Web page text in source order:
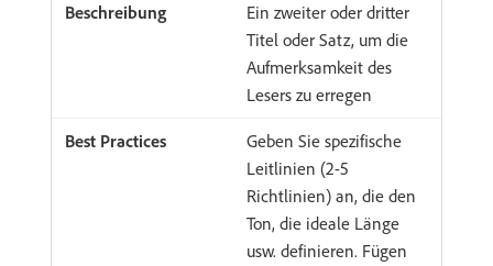
Ein zweiter oder dritter
Titel oder Satz, um die
Aufmerksamkeit des
Lesers zu erregen
Geben Sie spezifische
Leitlinien (2-5
Richtlinien) an, die den
Ton, die ideale Länge
usw. definieren. Fügen